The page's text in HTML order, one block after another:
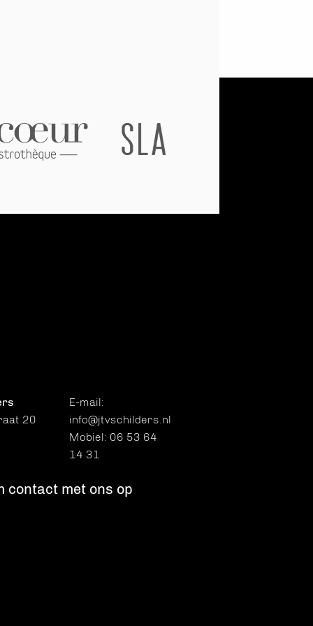
20
E-mail:
info@jtvschilders.nl
Mobiel: 06 53 64
14 31
contact met ons op